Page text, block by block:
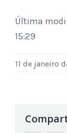
Última
15:29
11 de janeiro